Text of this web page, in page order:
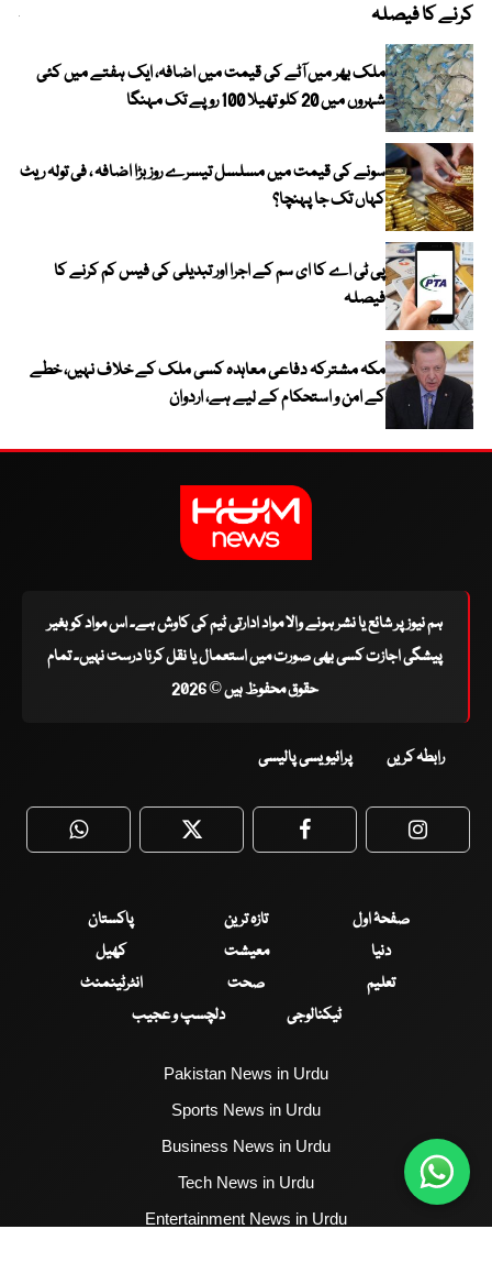
کرنے کا فیصلہ
ملک بھر میں آٹے کی قیمت میں اضافہ، ایک ہفتے میں کئی
شہروں میں 20 کلو تھیلا 100 روپے تک مہنگا
سونے کی قیمت میں مسلسل تیسرے روز بڑا اضافہ ، فی تولہ ریٹ
کہاں تک جا پہنچا؟
پی ٹی اے کا ای سم کے اجرا اور تبدیلی کی فیس کم کرنے کا
فیصلہ
مکہ مشترکہ دفاعی معاہدہ کسی ملک کے خلاف نہیں، خطے
کے امن و استحکام کے لیے ہے، اردوان
ہم نیوز پر شائع یا نشر ہونے والا مواد ادارتی ٹیم کی کاوش ہے۔ اس مواد کو بغیر
پیشگی اجازت کسی بھی صورت میں استعمال یا نقل کرنا درست نہیں۔ تمام
حقوق محفوظ ہیں © 2026
رابطہ کریں پرائیویسی پالیسی
WhatsApp Twitter Facebook
صفحۂ اول تازہ ترین
پاکستان
دنیا
معیشت
کھیل
تعلیم
صحت
انٹرٹینمنٹ
ٹیکنالوجی
دلچسپ و عجیب
Pakistan News in Urdu
Sports News in Urdu
Business News in Urdu
Tech News in Urdu
Entertainment News in Urdu